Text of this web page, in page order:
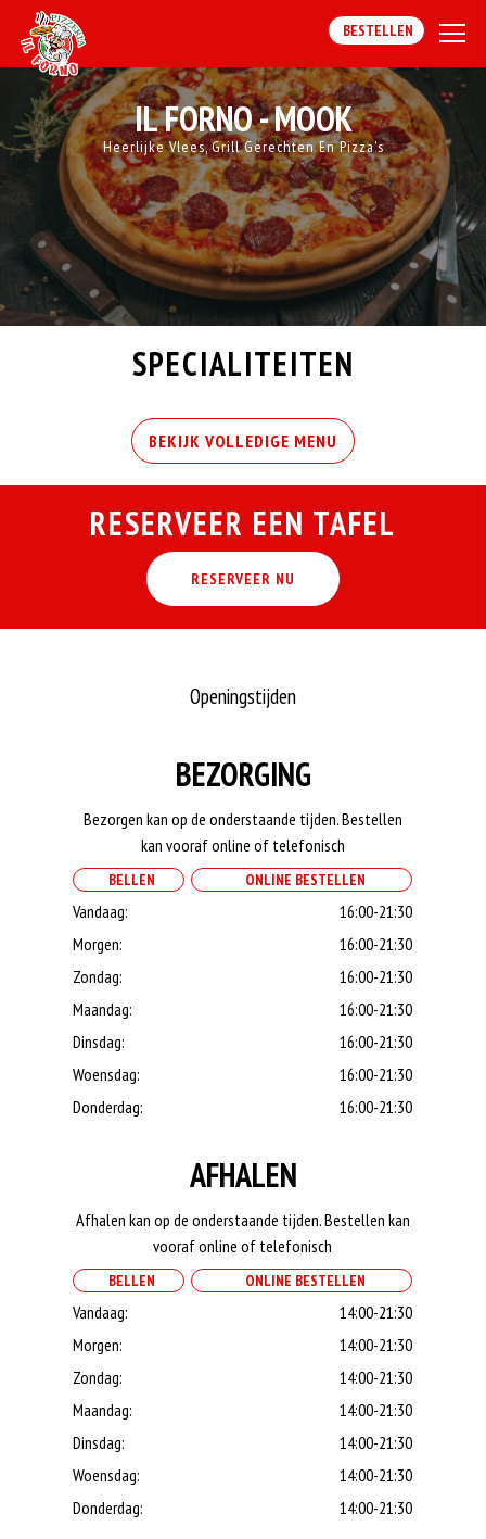
BESTELLEN
IL FORNO - MOOK
Heerlijke Vlees, Grill Gerechten En Pizza's
SPECIALITEITEN
BEKIJK VOLLEDIGE MENU
RESERVEER EEN TAFEL
RESERVEER NU
Openingstijden
BEZORGING
Bezorgen kan op de onderstaande tijden. Bestellen
kan vooraf online of telefonisch
BELLEN ONLINE BESTELLEN
Vandaag:
16:00-21:30
Morgen:
16:00-21:30
Zondag:
16:00-21:30
Maandag:
16:00-21:30
Dinsdag:
16:00-21:30
Woensdag:
16:00-21:30
Donderdag:
16:00-21:30
AFHALEN
Afhalen kan op de onderstaande tijden. Bestellen kan
vooraf online of telefonisch
BELLEN ONLINE BESTELLEN
Vandaag:
14:00-21:30
Morgen:
14:00-21:30
Zondag:
14:00-21:30
Maandag:
14:00-21:30
Dinsdag:
14:00-21:30
Woensdag:
14:00-21:30
Donderdag:
14:00-21:30